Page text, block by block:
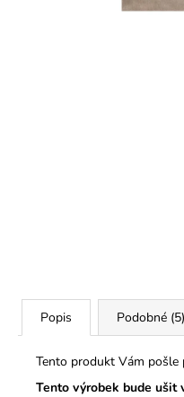
Popis Podobné (5)
Tento produkt Vám pošle
Tento výrobek bude ušit